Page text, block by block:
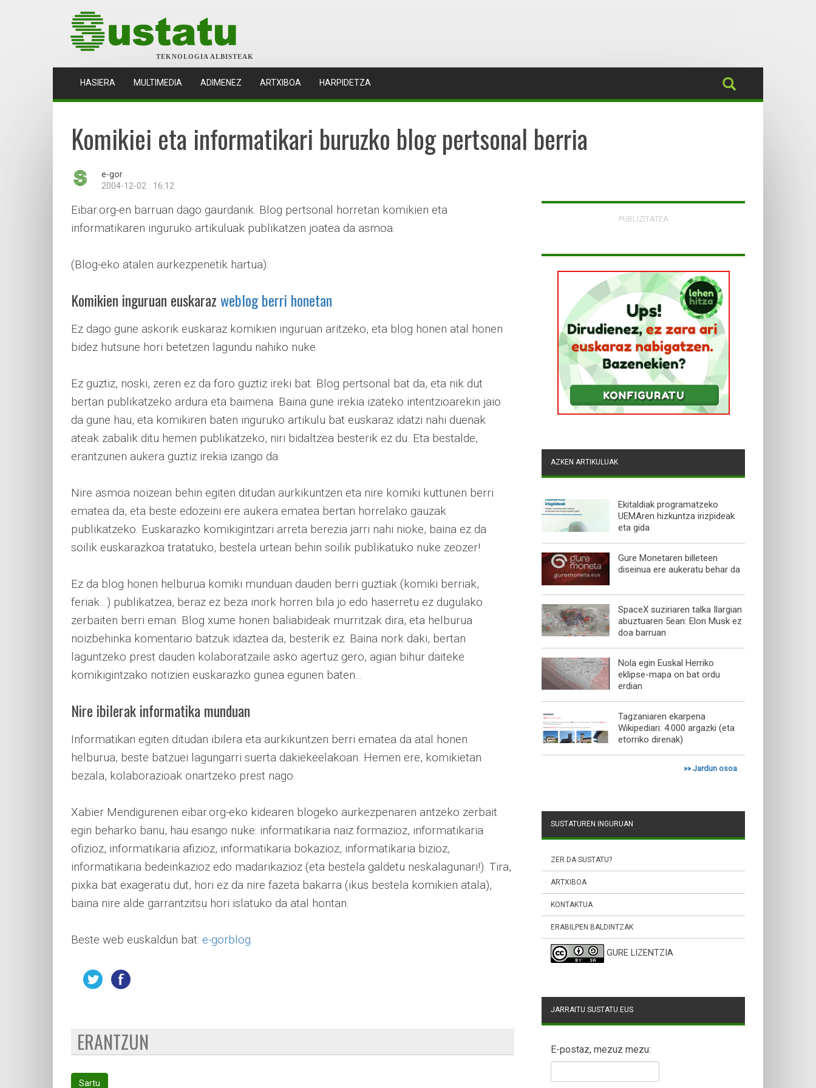
TEKNOLOGIA ALBISTEAK
HASIERA (CURRENT)
MULTIMEDIA ADIMENEZ ARTXIBOA HARPIDETZA
Komikiei eta informatikari buruzko blog pertsonal berria
e-gor
2004-12-02 : 16:12
Eibar.org-en barruan dago gaurdanik. Blog pertsonal horretan komikien eta
informatikaren inguruko artikuluak publikatzen joatea da asmoa.
(Blog-eko atalen aurkezpenetik hartua):
Komikien inguruan euskarazweblog berri honetan
Ez dago gune askorik euskaraz komikien inguruan aritzeko, eta blog honen atal honen
bidez hutsune hori betetzen lagundu nahiko nuke.
Ez guztiz, noski, zeren ez da foro guztiz ireki bat. Blog pertsonal bat da, eta nik dut
bertan publikatzeko ardura eta baimena. Baina gune irekia izateko intentzioarekin jaio
da gune hau, eta komikiren baten inguruko artikulu bat euskaraz idatzi nahi duenak
ateak zabalik ditu hemen publikatzeko, niri bidaltzea besterik ez du. Eta bestalde,
erantzunen aukera guztiz irekia izango da.
Nire asmoa noizean behin egiten ditudan aurkikuntzen eta nire komiki kuttunen berri
ematea da, eta beste edozeini ere aukera ematea bertan horrelako gauzak
publikatzeko. Euskarazko komikigintzari arreta berezia jarri nahi nioke, baina ez da
soilik euskarazkoa tratatuko, bestela urtean behin soilik publikatuko nuke zeozer!
Ez da blog honen helburua komiki munduan dauden berri guztiak (komiki berriak,
feriak...) publikatzea, beraz ez beza inork horren bila jo edo haserretu ez dugulako
zerbaiten berri eman. Blog xume honen baliabideak murritzak dira, eta helburua
noizbehinka komentario batzuk idaztea da, besterik ez. Baina nork daki, bertan
laguntzeko prest dauden kolaboratzaile asko agertuz gero, agian bihur daiteke
komikigintzako notizien euskarazko gunea egunen baten...
Nire ibilerak informatika munduan
Informatikan egiten ditudan ibilera eta aurkikuntzen berri ematea da atal honen
helburua, beste batzuei lagungarri suerta dakiekeelakoan. Hemen ere, komikietan
bezala, kolaborazioak onartzeko prest nago.
Xabier Mendigurenen eibar.org-eko kidearen blogeko aurkezpenaren antzeko zerbait
egin beharko banu, hau esango nuke: informatikaria naiz formazioz, informatikaria
ofizioz, informatikaria afizioz, informatikaria bokazioz, informatikaria bizioz,
informatikaria bedeinkazioz edo madarikazioz (eta bestela galdetu neskalagunari!). Tira,
pixka bat exageratu dut, hori ez da nire fazeta bakarra (ikus bestela komikien atala),
baina nire alde garrantzitsu hori islatuko da atal hontan.
Beste web euskaldun bat: e-gorblog
ERANTZUN
Sartu
PUBLIZITATEA
AZKEN ARTIKULUAK
Ekitaldiak programatzeko
UEMAren hizkuntza irizpideak
eta gida
Gure Monetaren billeteen
diseinua ere aukeratu behar da
SpaceX suziriaren talka Ilargian
abuztuaren 5ean: Elon Musk ez
doa barruan
Nola egin Euskal Herriko
eklipse-mapa on bat ordu
erdian
Tagzaniaren ekarpena
Wikipediari: 4.000 argazki (eta
etorriko direnak)
»»Jardun osoa
SUSTATUREN INGURUAN
ZER DA SUSTATU?
ARTXIBOA
KONTAKTUA
ERABILPEN BALDINTZAK
GURE LIZENTZIA
JARRAITU SUSTATU.EUS
E-postaz, mezuz mezu: